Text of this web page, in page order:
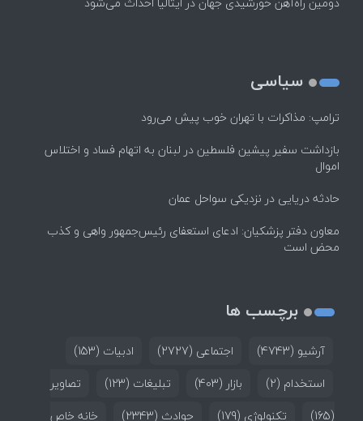
سیاسی
ترامپ: مذاکرات با تهران خوب پیش می‌رود
بازداشت سفیر پیشین فلسطین در لبنان به اتهام فساد و اختلاس
اموال
حادثه دریایی در نزدیکی سواحل عمان
معاون دفتر پزشکیان: ادعای استعفای رئیس‌جمهور واهی و کذب
محض است
برچسب ها
آرشیو (4743) اجتماعی (2727) ادبیات (153)
استخدام (2) بازار (403) تبلیغات (123)
تصاویر
(165)
تکنولوژی (179) حوادث (2343) خانه خاص